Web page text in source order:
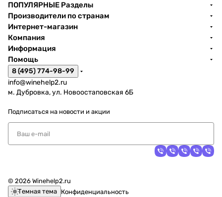
ПОПУЛЯРНЫЕ Разделы
Производители по странам
Интернет-магазин
Компания
Информация
Помощь
8 (495) 774-98-99
info@winehelp2.ru
м. Дубровка, ул. Новоостаповская 6Б
Подписаться на новости и акции
© 2026 Winehelp2.ru
Темная тема Конфиденциальность